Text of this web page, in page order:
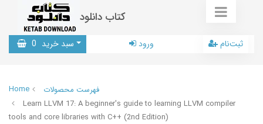
کتاب دانلود
سبد خرید 0 ورود ثبت‌نام
Home
فهرست محصولات
Learn LLVM 17: A beginner's guide to learning LLVM compiler
tools and core libraries with C++ (2nd Edition)